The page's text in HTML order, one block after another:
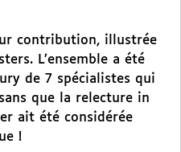
contribution, illustrée
L’ensemble a été
de 7 spécialistes qui
que la relecture in
ait été considérée
!